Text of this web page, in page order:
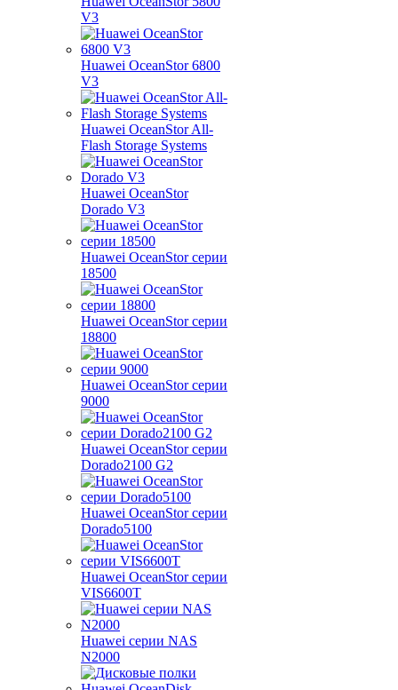
V3
Huawei OceanStor 6800
V3
Huawei OceanStor All-
Flash Storage Systems
Huawei OceanStor
Dorado V3
Huawei OceanStor серии
18500
Huawei OceanStor серии
18800
Huawei OceanStor серии
9000
Huawei OceanStor серии
Dorado2100 G2
Huawei OceanStor серии
Dorado5100
Huawei OceanStor серии
VIS6600T
Huawei серии NAS
N2000